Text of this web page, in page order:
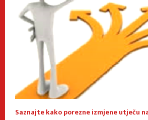
Saznajte kako porezne izmjene utječu